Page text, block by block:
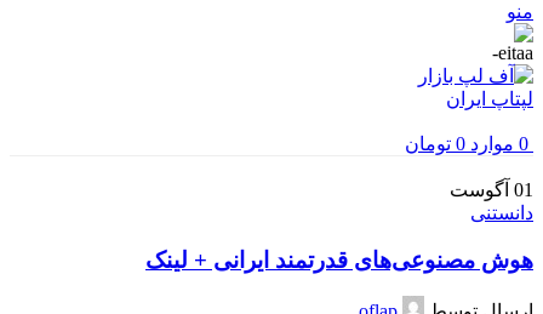
منو
0 موارد 0 تومان
01 آگوست
دانستنی
هوش مصنوعی‌های قدرتمند ایرانی + لینک